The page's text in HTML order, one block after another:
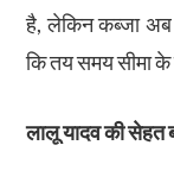
है, लेकिन कब्जा अब
कि तय समय सीमा के
लालू यादव की सेहत